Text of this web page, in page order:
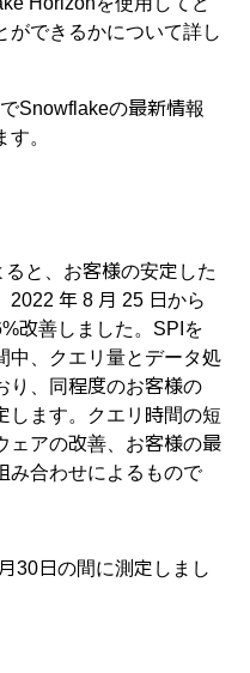
ができるかについて詳し
でSnowflakeの最新情報
。
と、お客様の安定した
2022 年 8 月 25 日から
改善しました。SPIを
中、クエリ量とデータ処
り、同程度のお客様の
します。クエリ時間の短
ェアの改善、お客様の最
み合わせによるもので
30日の間に測定しまし